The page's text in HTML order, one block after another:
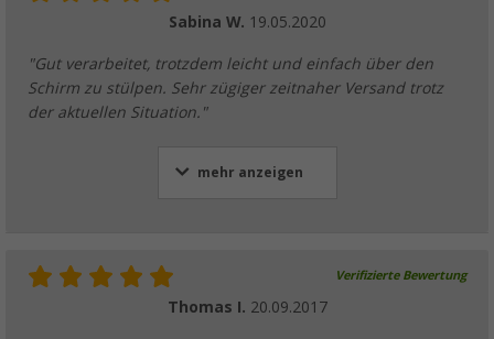
Sabina W. 19.05.2020
"Gut verarbeitet, trotzdem leicht und einfach über den
Schirm zu stülpen. Sehr zügiger zeitnaher Versand trotz
der aktuellen Situation."
mehr anzeigen
Verifizierte Bewertung
Thomas I. 20.09.2017